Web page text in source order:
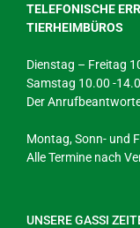
TELEFONISCHE
TIERHEIMBÜROS
Dienstag – Freitag
Samstag 10.00 -
Der
Montag, Sonn- und
Alle Termine nach
UNSERE GASSI